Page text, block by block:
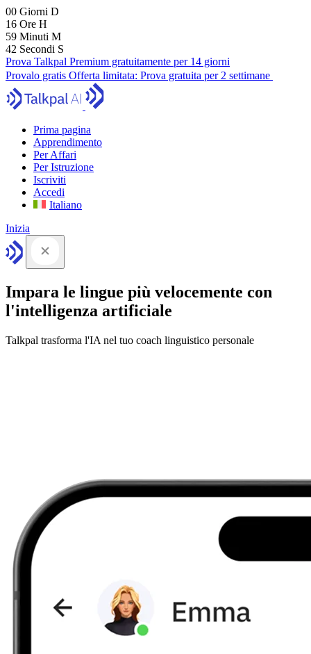
00 Giorni D
16 Ore H
59 Minuti M
41 Secondi S
Prova Talkpal Premium gratuitamente per 14 giorni
Provalo gratis Offerta limitata: Prova gratuita per 2 settimane
Prima pagina
Apprendimento
Per Affari
Per Istruzione
Iscriviti
Accedi
Italiano
Inizia
Impara le lingue più velocemente con
l'intelligenza artificiale
Talkpal trasforma l'IA nel tuo coach linguistico personale